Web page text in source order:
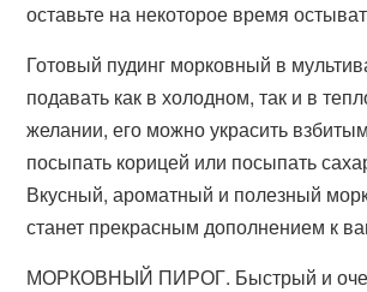
оставьте на некоторое время
Готовый пудинг морковный в
подавать как в холодном, так и в
желании, его можно украсить
посыпать корицей или посыпать
Вкусный, ароматный и полезный
станет прекрасным дополнением к
МОРКОВНЫЙ ПИРОГ. Быстрый и